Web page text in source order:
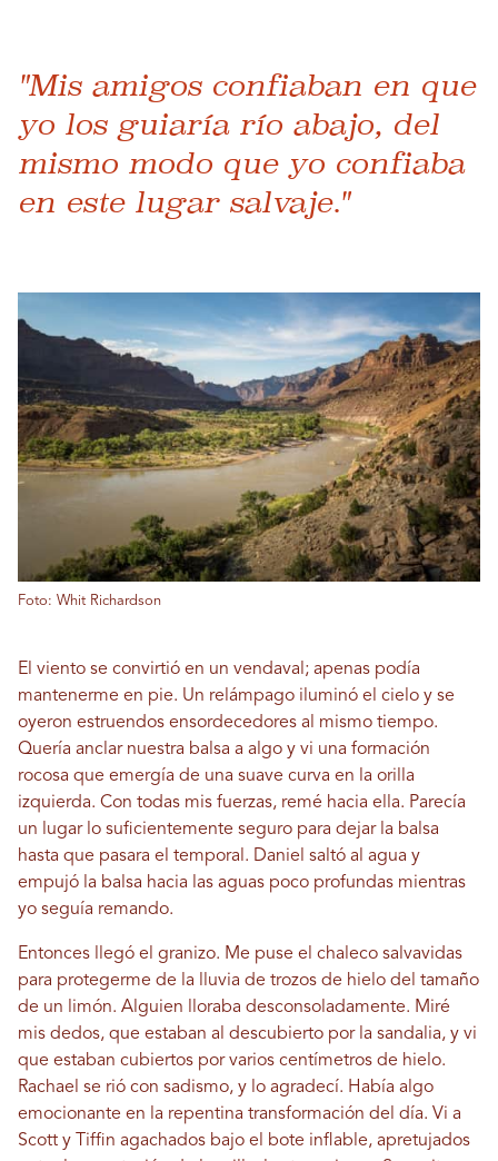
"Mis amigos confiaban en que
yo los guiaría río abajo, del
mismo modo que yo confiaba
en este lugar salvaje."
Foto: Whit Richardson
El viento se convirtió en un vendaval; apenas podía
mantenerme en pie. Un relámpago iluminó el cielo y se
oyeron estruendos ensordecedores al mismo tiempo.
Quería anclar nuestra balsa a algo y vi una formación
rocosa que emergía de una suave curva en la orilla
izquierda. Con todas mis fuerzas, remé hacia ella. Parecía
un lugar lo suficientemente seguro para dejar la balsa
hasta que pasara el temporal. Daniel saltó al agua y
empujó la balsa hacia las aguas poco profundas mientras
yo seguía remando.
Entonces llegó el granizo. Me puse el chaleco salvavidas
para protegerme de la lluvia de trozos de hielo del tamaño
de un limón. Alguien lloraba desconsoladamente. Miré
mis dedos, que estaban al descubierto por la sandalia, y vi
que estaban cubiertos por varios centímetros de hielo.
Rachael se rió con sadismo, y lo agradecí. Había algo
emocionante en la repentina transformación del día. Vi a
Scott y Tiffin agachados bajo el bote inflable, apretujados